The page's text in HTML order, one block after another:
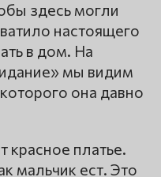
здесь могли
настоящего
в дом. На
мы видим
она давно
красное платье.
мальчик ест. Это